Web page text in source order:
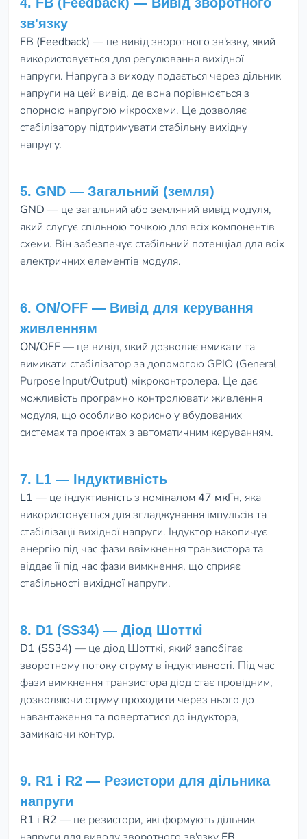
зв'язку
FB (Feedback) — це вивід зворотного зв'язку, який
використовується для регулювання вихідної
напруги. Напруга з виходу подається через дільник
напруги на цей вивід, де вона порівнюється з
опорною напругою мікросхеми. Це дозволяє
стабілізатору підтримувати стабільну вихідну
напругу.
5. GND — Загальний (земля)
GND — це загальний або земляний вивід модуля,
який слугує спільною точкою для всіх компонентів
схеми. Він забезпечує стабільний потенціал для всіх
електричних елементів модуля.
6. ON/OFF — Вивід для керування
живленням
ON/OFF— це вивід, який дозволяє вмикати та
вимикати стабілізатор за допомогою GPIO (General
Purpose Input/Output) мікроконтролера. Це дає
можливість програмно контролювати живлення
модуля, що особливо корисно у вбудованих
системах та проектах з автоматичним керуванням.
7. L1 — Індуктивність
L1 — це індуктивність з номіналом 47 мкГн, яка
використовується для згладжування імпульсів та
стабілізації вихідної напруги. Індуктор накопичує
енергію під час фази ввімкнення транзистора та
віддає її під час фази вимкнення, що сприяє
стабільності вихідної напруги.
8. D1 (SS34) — Діод Шотткі
D1 (SS34) — це діод Шотткі, який запобігає
зворотному потоку струму в індуктивності. Під час
фази вимкнення транзистора діод стає провідним,
дозволяючи струму проходити через нього до
навантаження та повертатися до індуктора,
замикаючи контур.
9. R1 і R2 — Резистори для дільника
напруги
R1 і R2 — це резистори, які формують дільник